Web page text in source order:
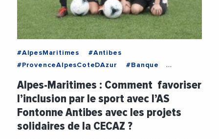
#AlpesMaritimes
#Antibes
#ProvenceAlpesCoteDAzur
#Banque
#CaisseDEpargneCoteDAzur
#Football
#Inclusion
#Inclusivite #Mecenat
#Sante
#Social
#Sport
Alpes-Maritimes : Comment favoriser
l’inclusion par le sport avec l’AS
Fontonne Antibes avec les projets
solidaires de la CECAZ ?